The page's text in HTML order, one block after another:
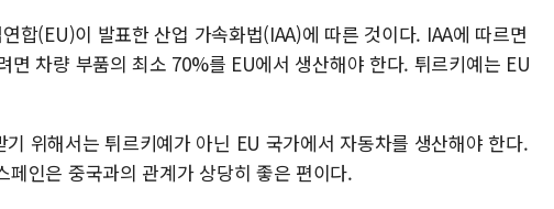
합(EU)이 발표한 산업 가속화법(IAA)에 따른 것이다. IAA에 따르면
면 차량 부품의 최소 70%를 EU에서 생산해야 한다. 튀르키예는 EU
위해서는 튀르키예가 아닌 EU 국가에서 자동차를 생산해야 한다.
인은 중국과의 관계가 상당히 좋은 편이다.